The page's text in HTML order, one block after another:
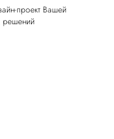
проект Вашей
решений